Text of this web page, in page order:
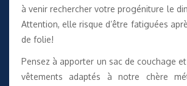
à venir rechercher votre progéniture le
Attention, elle risque d’être fatiguées
de folie!
Pensez à apporter un sac de couchage
vêtements adaptés à notre chère